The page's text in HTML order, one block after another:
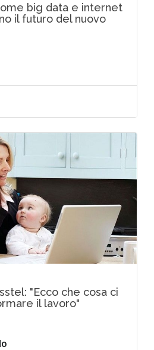
big data e internet
il futuro del nuovo
"Ecco che cosa ci
il lavoro"